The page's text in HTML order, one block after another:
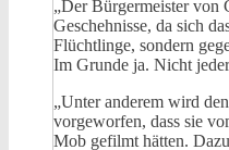
„Der Bürgermeister von
Geschehnisse, da sich
Flüchtlinge, sondern
Im Grunde ja. Nicht
„Unter anderem wird
vorgeworfen, dass sie
Mob gefilmt hätten.